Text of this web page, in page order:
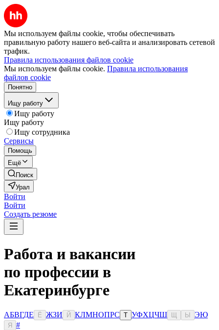
Мы используем файлы cookie, чтобы обеспечивать
правильную работу нашего веб-сайта и анализировать сетевой
трафик.
Правила использования файлов cookie
Мы используем файлы cookie. Правила использования
файлов cookie
Понятно
Ищу работу
Ищу работу
Ищу работу
Ищу сотрудника
Сервисы
Помощь
Ещё
Поиск
Урал
Войти
Войти
Создать резюме
Работа и вакансии
по профессии в
Екатеринбурге
АБВГДЕ Ё ЖЗИ Й КЛМНОПРС Т УФХЦЧШ Ы ЭЮ
Я
#